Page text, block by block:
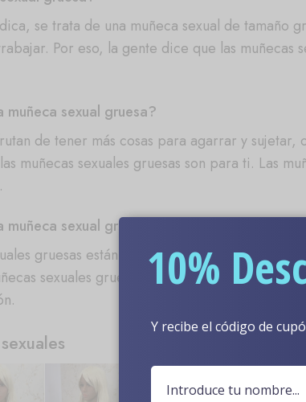
se trata de una muñeca sexual de tamaño
Por eso, la gente dice que las muñecas
sexual gruesa?
de tener más cosas para agarrar y
muñecas sexuales gruesas son para ti. Las
sexual gruesa con nosotros?
gruesas están hechas con tanto cuidado
sexuales gruesas no son conocidas por
10%
Y recibe el código de